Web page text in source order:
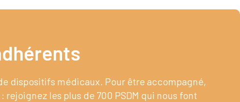
dispositifs médicaux. Pour être accompagné,
les plus de 700 PSDM qui nous font